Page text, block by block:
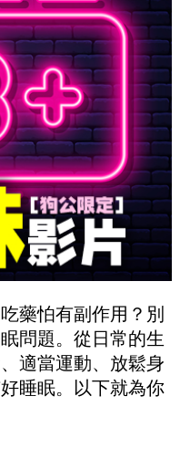
藥怕有副作用？別
問題。從日常的生
適當運動、放鬆身
睡眠。以下就為你